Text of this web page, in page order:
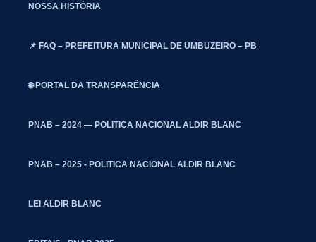
NOSSA HISTÓRIA
📌 FAQ – PREFEITURA MUNICIPAL DE UMBUZEIRO – PB
🌐 PORTAL DA TRANSPARÊNCIA
PNAB – 2024 — POLITICA NACIONAL ALDIR BLANC
PNAB – 2025 - POLITICA NACIONAL ALDIR BLANC
LEI ALDIR BLANC